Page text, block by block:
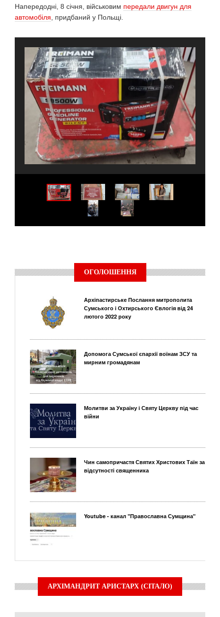
Напередодні, 8 січня, військовим передали двигун для
автомобіля , придбаний у Польщі.
ОГОЛОШЕННЯ
Архіпастирське Послання митрополита
Сумського і Охтирського Євлогія від 24
лютого 2022 року
Допомога Сумської єпархії воїнам ЗСУ та
мирним громадянам
Молитви за Україну і Святу Церкву під час
війни
Чин самопричастя Святих Христових Таїн за
відсутності священника
Youtube - канал "Православна Сумщина"
АРХІМАНДРИТ АРИСТАРХ (СІТАЛО)